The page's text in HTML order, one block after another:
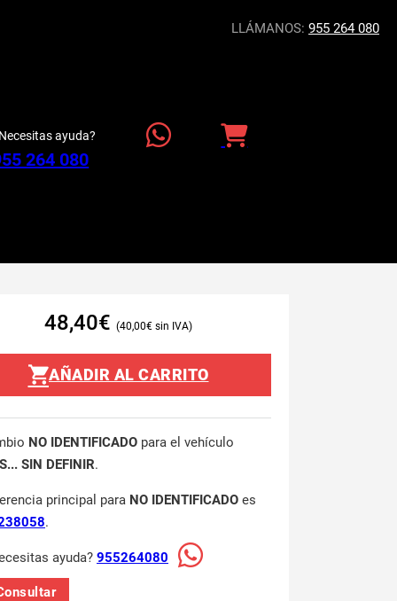
LLÁMANOS: 955 264 080
ayuda?
264 080
48,40€ 40,00€
AÑADIR AL CARRITO
NO IDENTIFICADO para el vehículo
SIN DEFINIR.
principal para NO IDENTIFICADO es
.
ayuda? 955264080